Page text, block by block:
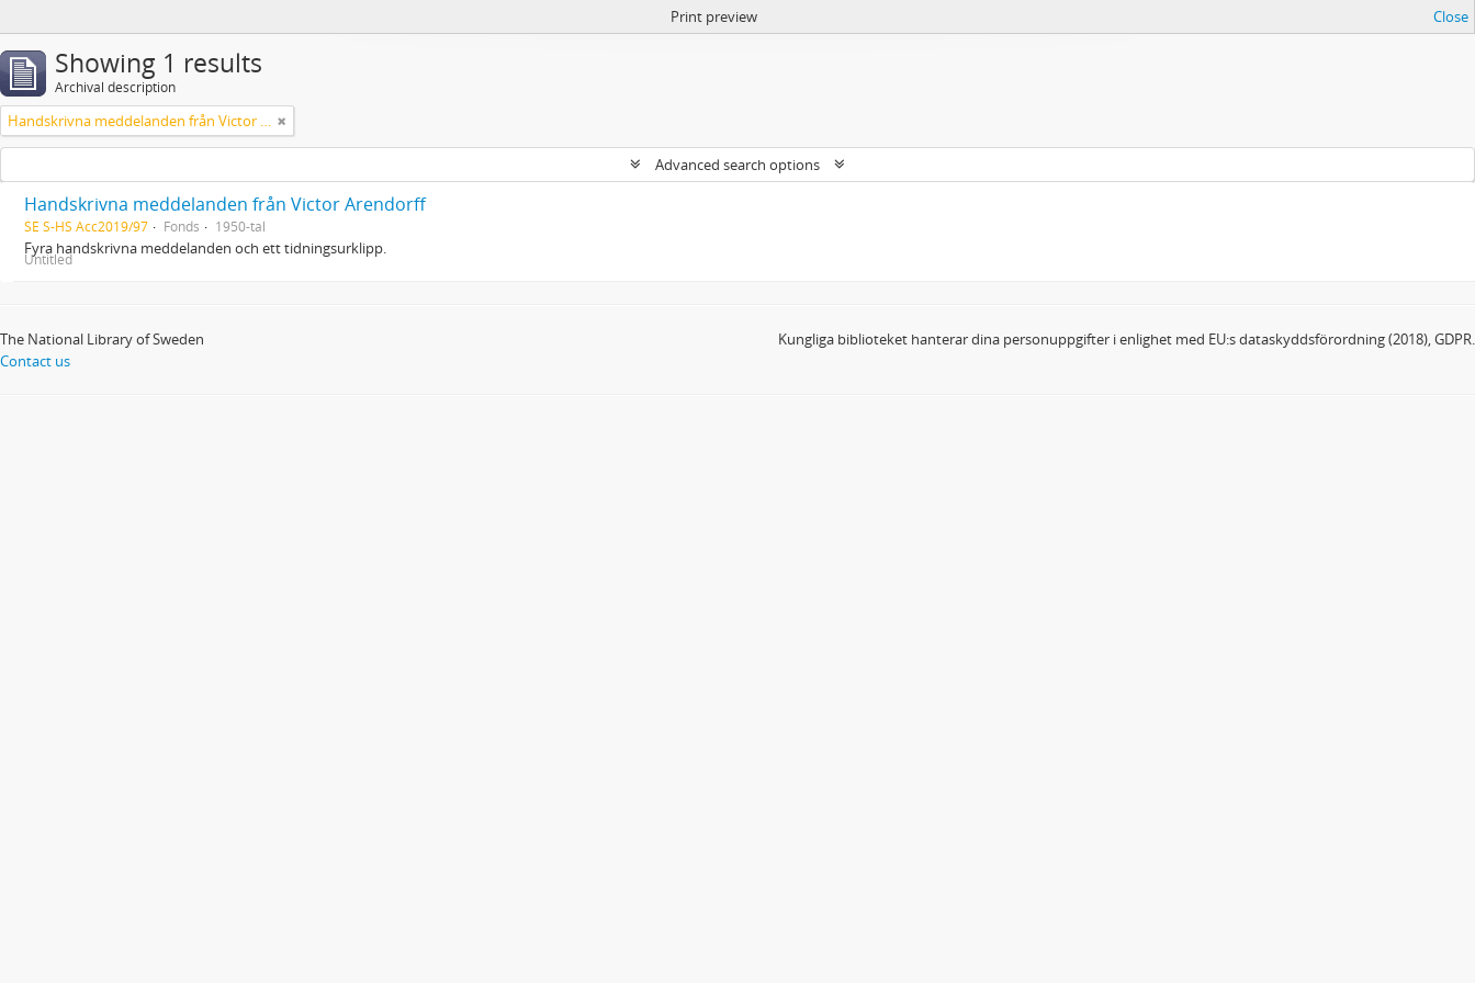
Print preview Close
Showing 1 results
Archival description
Handskrivna meddelanden från Victor Arendorff
Advanced search options
Handskrivna meddelanden från Victor Arendorff
SE S-HS Acc2019/97 Fonds 1950-tal
Fyra handskrivna meddelanden och ett tidningsurklipp.
Untitled
The National Library of Sweden
Contact us
Kungliga biblioteket hanterar dina personuppgifter i enlighet med EU:s dataskyddsförordning (2018), GDPR.